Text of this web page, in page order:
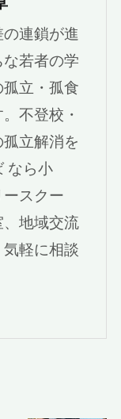
連鎖が進
若者の学
立・孤食
不登校・
立解消を
なら小
スクー
地域交流
軽に相談